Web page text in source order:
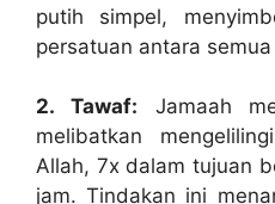
putih simpel,
persatuan antara
2. Tawaf: Jamaah
melibatkan
Allah, 7x dalam tujuan
jam. Tindakan ini